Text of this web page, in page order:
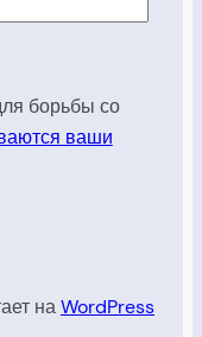
борьбы со
ваши
наWordPress